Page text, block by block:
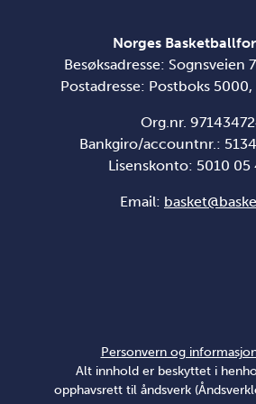
Norges
Besøksadresse: Sognsveien
Postadresse: Postboks
Org.nr.
Bankgiro/accountnr.:
Lisenskonto: 5010 05
Email:
Personvern og
Alt innhold er beskyttet i
opphavsrett til åndsverk